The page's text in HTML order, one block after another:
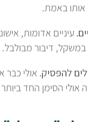
אותו באמת.
עיניים אדומות,
במשקל, דיבור מבולבל.
להפסיק. אולי כבר
אולי הסימן החד